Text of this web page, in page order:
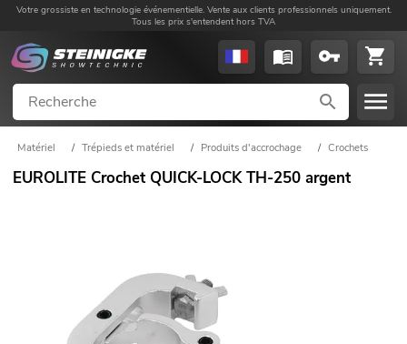
Votre grossiste en technologie événementielle. Vente aux clients professionnels uniquement.
Tous les prix s'entendent hors TVA
Matériel / Trépieds et matériel / Produits d'accrochage / Crochets
EUROLITE Crochet QUICK-LOCK TH-250 argent